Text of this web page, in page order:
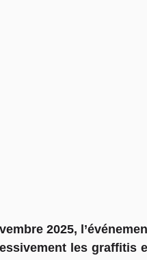
2025,
les graffitis